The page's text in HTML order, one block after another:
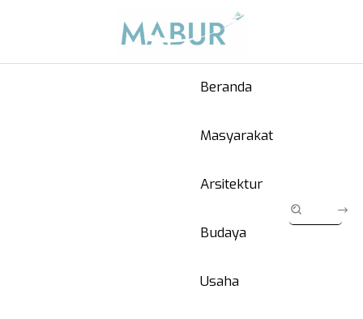
Beranda
Masyarakat
Arsitektur
Budaya
Usaha